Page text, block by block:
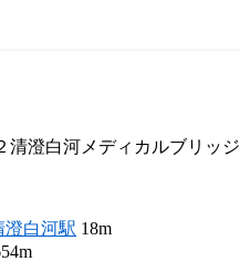
清澄白河メディカルブリッ
澄白河駅 18m